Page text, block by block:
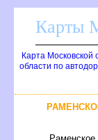
Карты
Карта
области по